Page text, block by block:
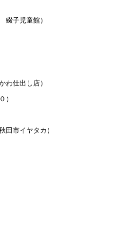
子児童館）
仕出し店）
）
市イヤタカ）